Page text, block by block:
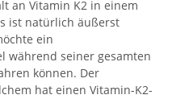
an Vitamin K2 in einem
ist natürlich äußerst
ein
während seiner gesamten
können. Der
hat einen Vitamin-K2-